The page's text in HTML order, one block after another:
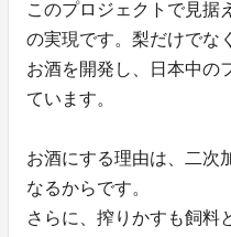
このプロジェクトで見据
の実現です。梨だけでな
お酒を開発し、日本中の
ています。
お酒にする理由は、二次
なるからです。
さらに、搾りかすも飼料